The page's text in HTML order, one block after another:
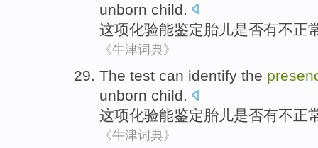
unborn child.
这项化验能鉴定胎儿是否有不正
《牛津词典》
The test can identify the
unborn child.
这项化验能鉴定胎儿是否有不正
《牛津词典》